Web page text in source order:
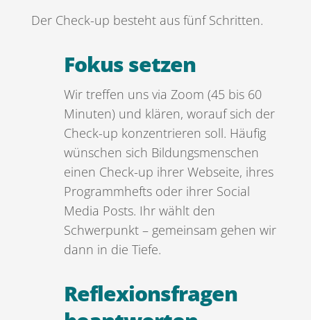
Der Check-up besteht aus fünf Schritten.
Fokus setzen
Wir treffen uns via Zoom (45 bis 60
Minuten) und klären, worauf sich der
Check-up konzentrieren soll. Häufig
wünschen sich Bildungsmenschen
einen Check-up ihrer Webseite, ihres
Programmhefts oder ihrer Social
Media Posts. Ihr wählt den
Schwerpunkt – gemeinsam gehen wir
dann in die Tiefe.
Reflexionsfragen